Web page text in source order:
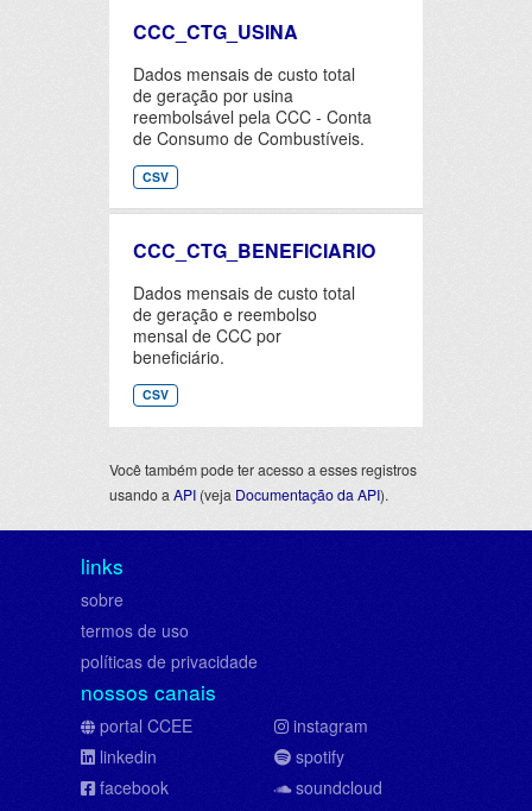
CCC_CTG_USINA
Dados mensais de custo total
de geração por usina
reembolsável pela CCC - Conta
de Consumo de Combustíveis.
CSV
CCC_CTG_BENEFICIARIO
Dados mensais de custo total
de geração e reembolso
mensal de CCC por
beneficiário.
CSV
Você também pode ter acesso a esses registros
usando a API (veja Documentação da API).
links
sobre
termos de uso
políticas de privacidade
nossos canais
portal CCEE
linkedin
facebook
instagram
spotify
soundcloud